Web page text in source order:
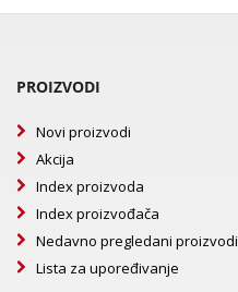
PROIZVODI
Novi proizvodi
Akcija
Index proizvoda
Index proizvođača
Nedavno pregledani proizvodi
Lista za upoređivanje